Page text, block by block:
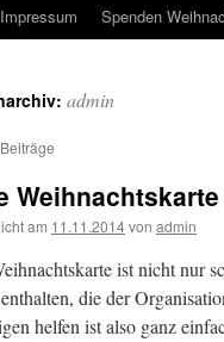
Impressum Spenden
admin
am 11.11.2014von admin
ist nicht nur
die der
helfen ist also ganz